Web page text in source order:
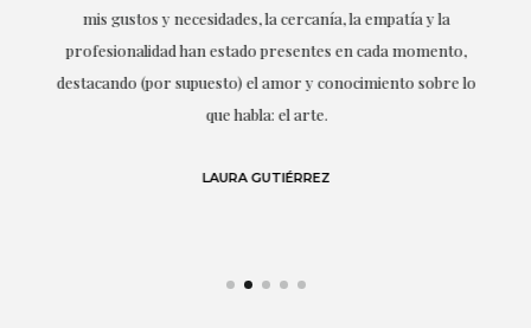
mis gustos y necesidades, la cercanía, la empatía y la
profesionalidad han estado presentes en cada momento,
destacando (por supuesto) el amor y conocimiento sobre lo
que habla: el arte.
LAURA GUTIÉRREZ